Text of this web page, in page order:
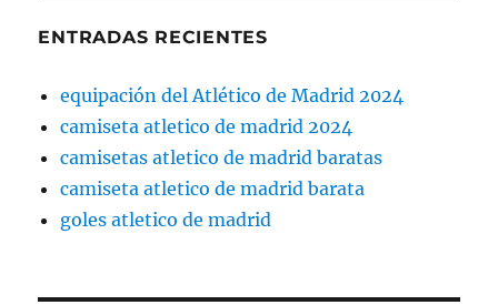
ENTRADAS RECIENTES
equipación del Atlético de Madrid 2024
camiseta atletico de madrid 2024
camisetas atletico de madrid baratas
camiseta atletico de madrid barata
goles atletico de madrid